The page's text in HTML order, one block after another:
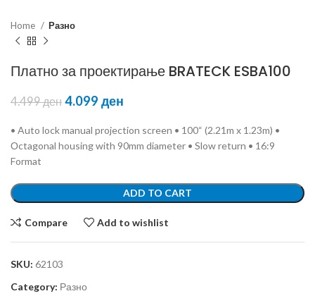
Home Разно
Платно за проектирање BRATECK ESBA100
4.499ден 4.099 ден
• Auto lock manual projection screen • 100“ (2.21m x 1.23m) •
Оctagonal housing with 90mm diameter • Slow return • 16:9
Format
ADD TO CART
Compare Add to wishlist
SKU: 62103
Category: Разно